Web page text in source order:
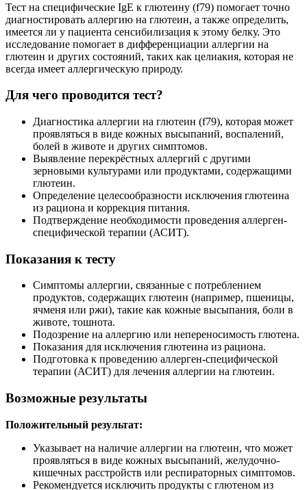
Тест на специфические IgE к глютеину (f79) помогает точно
диагностировать аллергию на глютеин, а также определить,
имеется ли у пациента сенсибилизация к этому белку. Это
исследование помогает в дифференциации аллергии на
глютеин и других состояний, таких как целиакия, которая не
всегда имеет аллергическую природу.
Для чего проводится тест?
Диагностика аллергии на глютеин (f79), которая может
проявляться в виде кожных высыпаний, воспалений,
болей в животе и других симптомов.
Выявление перекрёстных аллергий с другими
зерновыми культурами или продуктами, содержащими
глютеин.
Определение целесообразности исключения глютеина
из рациона и коррекция питания.
Подтверждение необходимости проведения аллерген-
специфической терапии (АСИТ).
Показания к тесту
Симптомы аллергии, связанные с потреблением
продуктов, содержащих глютеин (например, пшеницы,
ячменя или ржи), такие как кожные высыпания, боли в
животе, тошнота.
Подозрение на аллергию или непереносимость глютена.
Показания для исключения глютеина из рациона.
Подготовка к проведению аллерген-специфической
терапии (АСИТ) для лечения аллергии на глютеин.
Возможные результаты
Положительный результат:
Указывает на наличие аллергии на глютеин, что может
проявляться в виде кожных высыпаний, желудочно-
кишечных расстройств или респираторных симптомов.
Рекомендуется исключить продукты с глютеном из